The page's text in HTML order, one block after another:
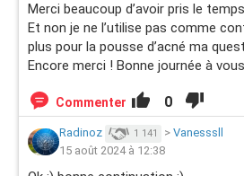
Merci beaucoup d’avoir pris le
Et non je ne l’utilise pas comme
plus pour la pousse d’acné ma
Encore merci ! Bonne journée à
Commenter 0
Radinoz 1 141 > Vanesssll
15 août 2024 à 12:38